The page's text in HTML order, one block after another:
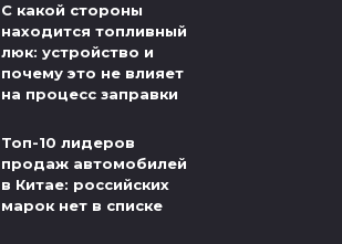
С какой стороны
находится топливный
люк: устройство и
почему это не влияет
на процесс заправки
Топ-10 лидеров
продаж автомобилей
в Китае: российских
марок нет в списке